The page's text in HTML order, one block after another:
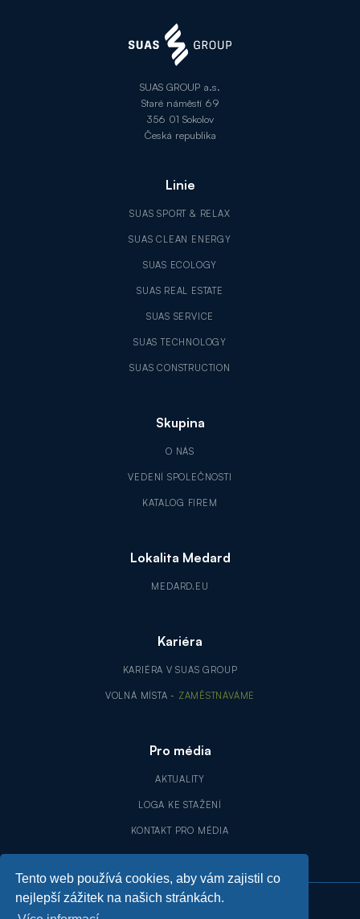
Tento web používá cookies, aby vám zajistil co
nejlepší zážitek na našich stránkách.
SUAS GROUP a.s.
Staré náměstí 69
356 01 Sokolov
Česká republika
Linie
SUAS SPORT & RELAX
SUAS CLEAN ENERGY
SUAS ECOLOGY
SUAS REAL ESTATE
SUAS SERVICE
SUAS TECHNOLOGY
SUAS CONSTRUCTION
Skupina
O NÁS
VEDENÍ SPOLEČNOSTI
KATALOG FIREM
Lokalita Medard
MEDARD.EU
Kariéra
KARIÉRA V SUAS GROUP
VOLNÁ MÍSTA - ZAMĚSTNÁVÁME
Pro média
AKTUALITY
LOGA KE STAŽENÍ
KONTAKT PRO MÉDIA